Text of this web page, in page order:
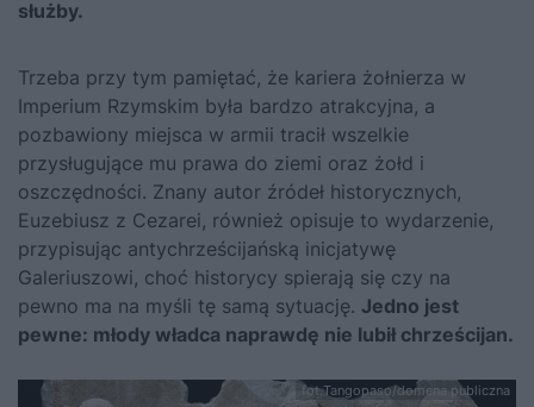
służby.
Trzeba przy tym pamiętać, że kariera żołnierza w
Imperium Rzymskim była bardzo atrakcyjna, a
pozbawiony miejsca w armii tracił wszelkie
przysługujące mu prawa do ziemi oraz żołd i
oszczędności. Znany autor źródeł historycznych,
Euzebiusz z Cezarei, również opisuje to wydarzenie,
przypisując antychrześcijańską inicjatywę
Galeriuszowi, choć historycy spierają się czy na
pewno ma na myśli tę samą sytuację. Jedno jest
pewne: młody władca naprawdę nie lubił chrześcijan.
fot.Tangopaso/domena publiczna